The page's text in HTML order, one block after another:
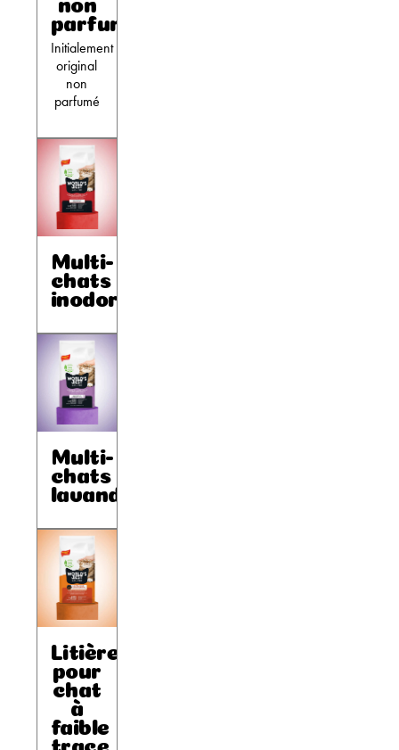
non
parfumé
Initialement
original
non
parfumé
Multi-
chats
inodore
Multi-
chats
lavande
Litière
pour
chat
à
faible
trace